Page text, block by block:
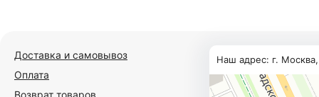
Доставка и самовывоз
Оплата
Возврат товаров
Наш адрес: г.